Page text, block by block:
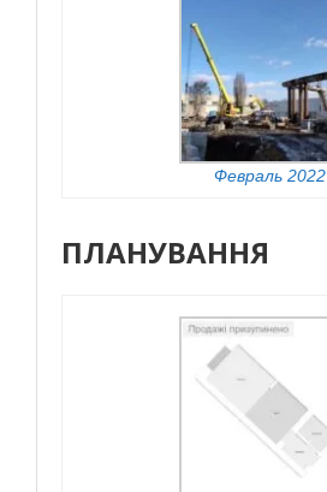
Февраль 2022
ПЛАНУВАННЯ